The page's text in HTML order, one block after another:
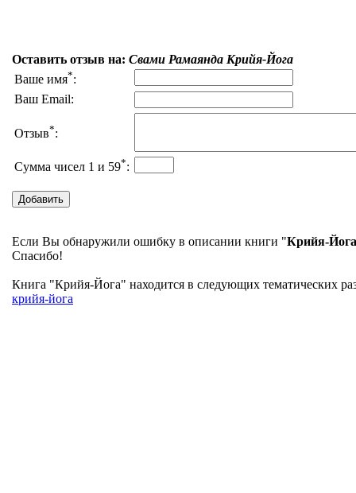
Оставить отзыв на: Свами Рамаянда Крийя-Йога
Ваше имя*:
Ваш Email:
Отзыв*:
Сумма чисел 1 и 59*:
Если Вы обнаружили ошибку в описании книги "Крийя-Йога
Спасибо!
Книга "Крийя-Йога" находится в следующих тематических
крийя-йога